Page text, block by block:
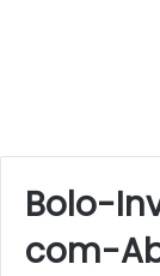
Bolo-
com-